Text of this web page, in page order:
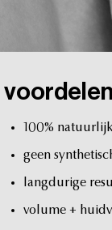
voordelen
100% natuurlijk
geen
langdurige
volume +